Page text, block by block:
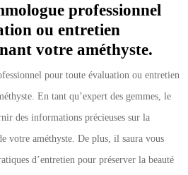
professionnel
ou entretien
votre améthyste.
pour toute évaluation ou entretien
En tant qu’expert des gemmes, le
des informations précieuses sur la
votre améthyste. De plus, il saura vous
d’entretien pour préserver la beauté